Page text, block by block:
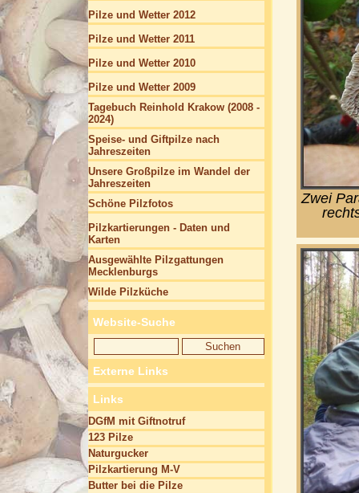
Zwei
Pilze und Wetter 2012
Pilze und Wetter 2011
Pilze und Wetter 2010
Pilze und Wetter 2009
Tagebuch Reinhold Krakow (2008 -
2024)
Speise- und Giftpilze nach
Jahreszeiten
Unsere Großpilze im Wandel der
Jahreszeiten
Schöne Pilzfotos
Pilzkartierungen - Daten und
Karten
Ausgewählte Pilzgattungen
Mecklenburgs
Wilde Pilzküche
Website-Suche
Externe Links
Links
DGfM mit Giftnotruf
123 Pilze
Naturgucker
Pilzkartierung M-V
Butter bei die Pilze